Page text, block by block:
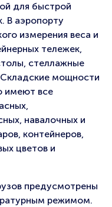
для быстрой
В аэропорту
измерения веса и
тележек,
стеллажные
Складские мощности
имеют все
навалочных и
контейнеров,
цветов и
предусмотрены
режимом.